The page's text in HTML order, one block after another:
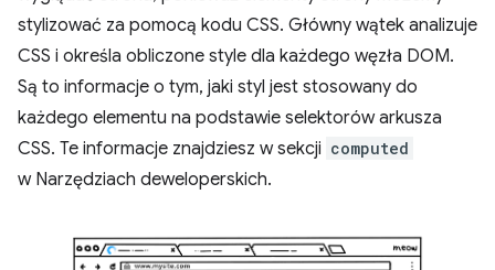
stylizować za pomocą kodu CSS. Główny wątek analizuje
CSS i określa obliczone style dla każdego węzła DOM.
Są to informacje o tym, jaki styl jest stosowany do
każdego elementu na podstawie selektorów arkusza
CSS. Te informacje znajdziesz w sekcji computed
w Narzędziach deweloperskich.